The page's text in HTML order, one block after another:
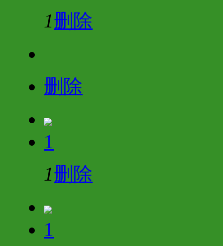
1删除
删除
1
1删除
1